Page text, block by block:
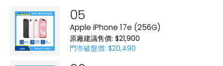
Apple iPhone 17e (256G)
原廠建議售價: $21,900
門市破盤價: $20,490